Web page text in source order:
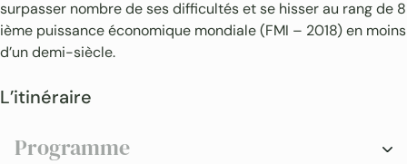
surpasser nombre de ses difficultés et se hisser au rang de 8
ième puissance économique mondiale (FMI – 2018) en moins
d’un demi-siècle.
L’itinéraire
Programme